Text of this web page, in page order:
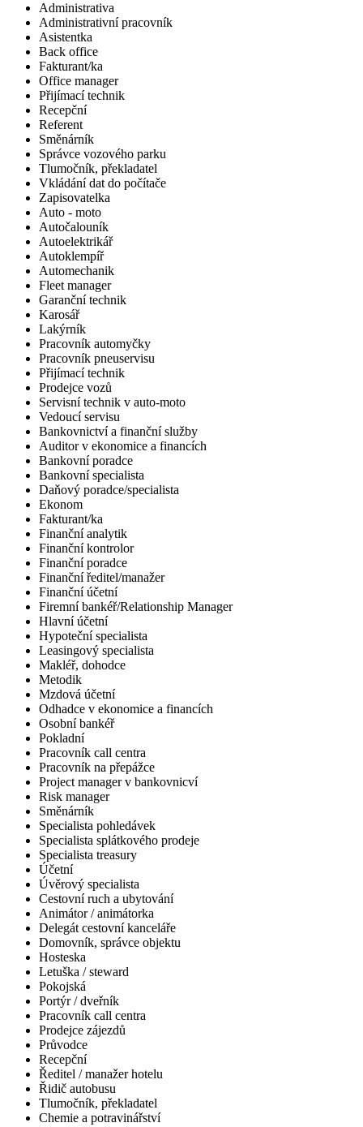
Administrativa
Administrativní pracovník
Asistentka
Back office
Fakturant/ka
Office manager
Přijímací technik
Recepční
Referent
Směnárník
Správce vozového parku
Tlumočník, překladatel
Vkládání dat do počítače
Zapisovatelka
Auto - moto
Autočalouník
Autoelektrikář
Autoklempíř
Automechanik
Fleet manager
Garanční technik
Karosář
Lakýrník
Pracovník automyčky
Pracovník pneuservisu
Přijímací technik
Prodejce vozů
Servisní technik v auto-moto
Vedoucí servisu
Bankovnictví a finanční služby
Auditor v ekonomice a financích
Bankovní poradce
Bankovní specialista
Daňový poradce/specialista
Ekonom
Fakturant/ka
Finanční analytik
Finanční kontrolor
Finanční poradce
Finanční ředitel/manažer
Finanční účetní
Firemní bankéř/Relationship Manager
Hlavní účetní
Hypoteční specialista
Leasingový specialista
Makléř, dohodce
Metodik
Mzdová účetní
Odhadce v ekonomice a financích
Osobní bankéř
Pokladní
Pracovník call centra
Pracovník na přepážce
Project manager v bankovnicví
Risk manager
Směnárník
Specialista pohledávek
Specialista splátkového prodeje
Specialista treasury
Účetní
Úvěrový specialista
Cestovní ruch a ubytování
Animátor / animátorka
Delegát cestovní kanceláře
Domovník, správce objektu
Hosteska
Letuška / steward
Pokojská
Portýr / dveřník
Pracovník call centra
Prodejce zájezdů
Průvodce
Recepční
Ředitel / manažer hotelu
Řidič autobusu
Tlumočník, překladatel
Chemie a potravinářství